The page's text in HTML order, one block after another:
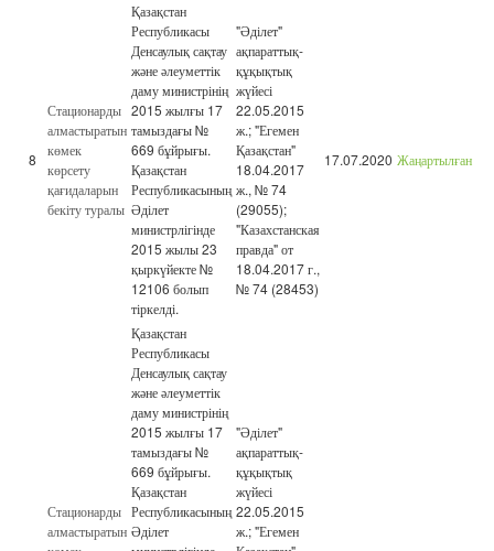
8
Стационарды
алмастыратын
көмек
көрсету
қағидаларын
бекіту туралы
Қазақстан
Республикасы
Денсаулық сақтау
және әлеуметтік
даму министрінің
2015 жылғы 17
тамыздағы №
669 бұйрығы.
Қазақстан
Республикасының
Әділет
министрлігінде
2015 жылы 23
қыркүйекте №
12106 болып
тіркелді.
"Әділет"
ақпараттық-
құқықтық
жүйесі
22.05.2015
ж.; "Егемен
Қазақстан"
18.04.2017
ж., № 74
(29055);
"Казахстанская
правда" от
18.04.2017 г.,
№ 74 (28453)
17.07.2020 Жаңартылған
Стационарды
алмастыратын
Қазақстан
Республикасы
Денсаулық сақтау
және әлеуметтік
даму министрінің
2015 жылғы 17
тамыздағы №
669 бұйрығы.
Қазақстан
Республикасының
Әділет
"Әділет"
ақпараттық-
құқықтық
жүйесі
22.05.2015
ж.; "Егемен